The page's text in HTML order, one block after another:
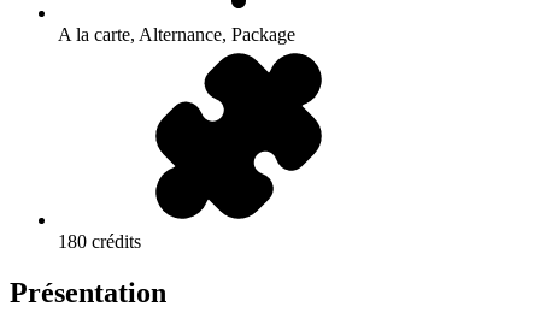
A la carte, Alternance, Package
180 crédits
Présentation